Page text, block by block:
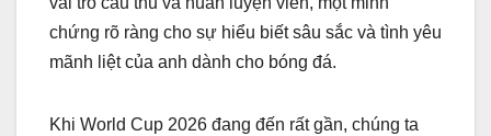
chứng rõ ràng cho sự hiểu biết sâu sắc và tình yêu
mãnh liệt của anh dành cho bóng đá.
Khi World Cup 2026 đang đến rất gần, chúng ta